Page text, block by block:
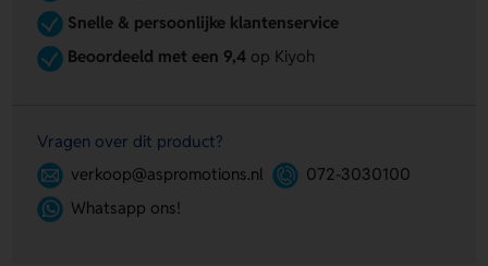
Snelle & persoonlijke klantenservice
Beoordeeld met een 9,4op Kiyoh
Vragen over dit product?
verkoop@aspromotions.nl
072-3030100
Whatsapp ons!